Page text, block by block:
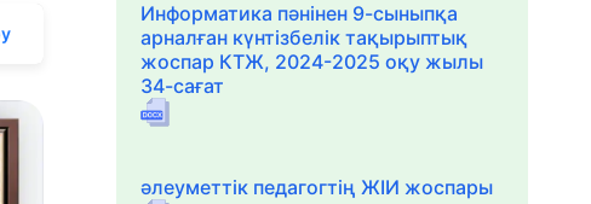
Информатика пәнінен 9-сыныпқа
арналған күнтізбелік тақырыптық
жоспар КТЖ, 2024-2025 оқу жылы
34-сағат
әлеуметтік педагогтің ЖІИ жоспары